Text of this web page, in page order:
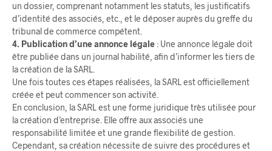
un dossier, comprenant notamment les statuts, les justificatifs
d’identité des associés, etc., et le déposer auprès du greffe du
tribunal de commerce compétent.
4. Publication d’une annonce légale: Une annonce légale doit
être publiée dans un journal habilité, afin d’informer les tiers de
la création de la SARL.
Une fois toutes ces étapes réalisées, la SARL est officiellement
créée et peut commencer son activité.
En conclusion, la SARL est une forme juridique très utilisée pour
la création d’entreprise. Elle offre aux associés une
responsabilité limitée et une grande flexibilité de gestion.
Cependant, sa création nécessite de suivre des procédures et